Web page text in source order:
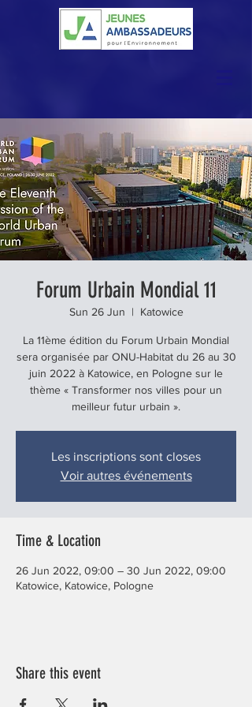
Forum Urbain Mondial 11
Sun 26 Jun
  |
Katowice
La 11ème édition du Forum Urbain Mondial
sera organisée par ONU-Habitat du 26 au 30
juin 2022 à Katowice, en Pologne sur le
thème « Transformer nos villes pour un
meilleur futur urbain ».
Les inscriptions sont closes
Voir autres événements
Time & Location
26 Jun 2022, 09:00 – 30 Jun 2022, 09:00
Katowice, Katowice, Pologne
Share this event